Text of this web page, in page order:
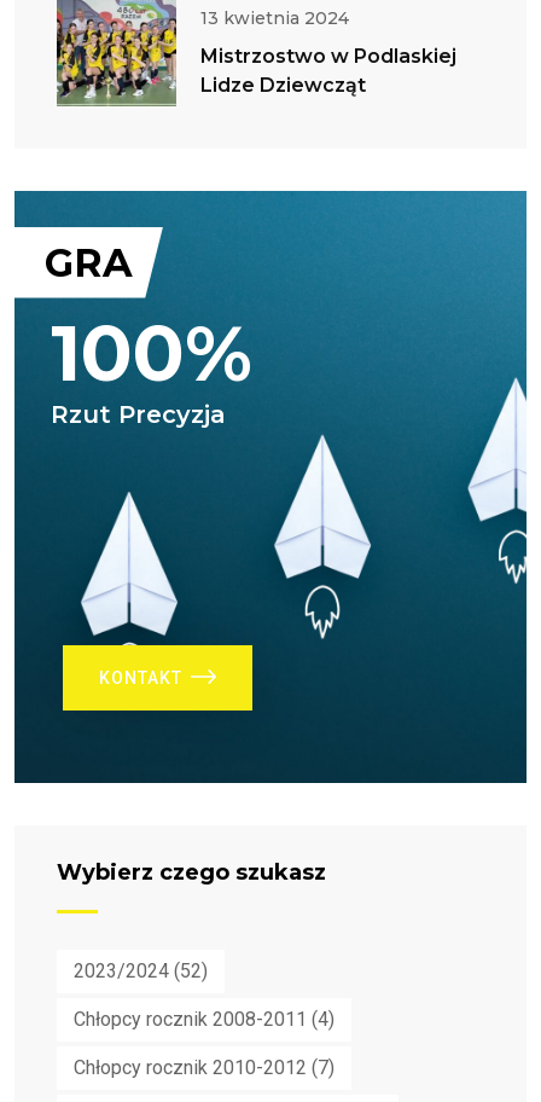
13 kwietnia 2024
Mistrzostwo w Podlaskiej
Lidze Dziewcząt
GRA
100%
Rzut Precyzja
KONTAKT
Wybierz czego szukasz
2023/2024 (52)
Chłopcy rocznik 2008-2011 (4)
Chłopcy rocznik 2010-2012 (7)